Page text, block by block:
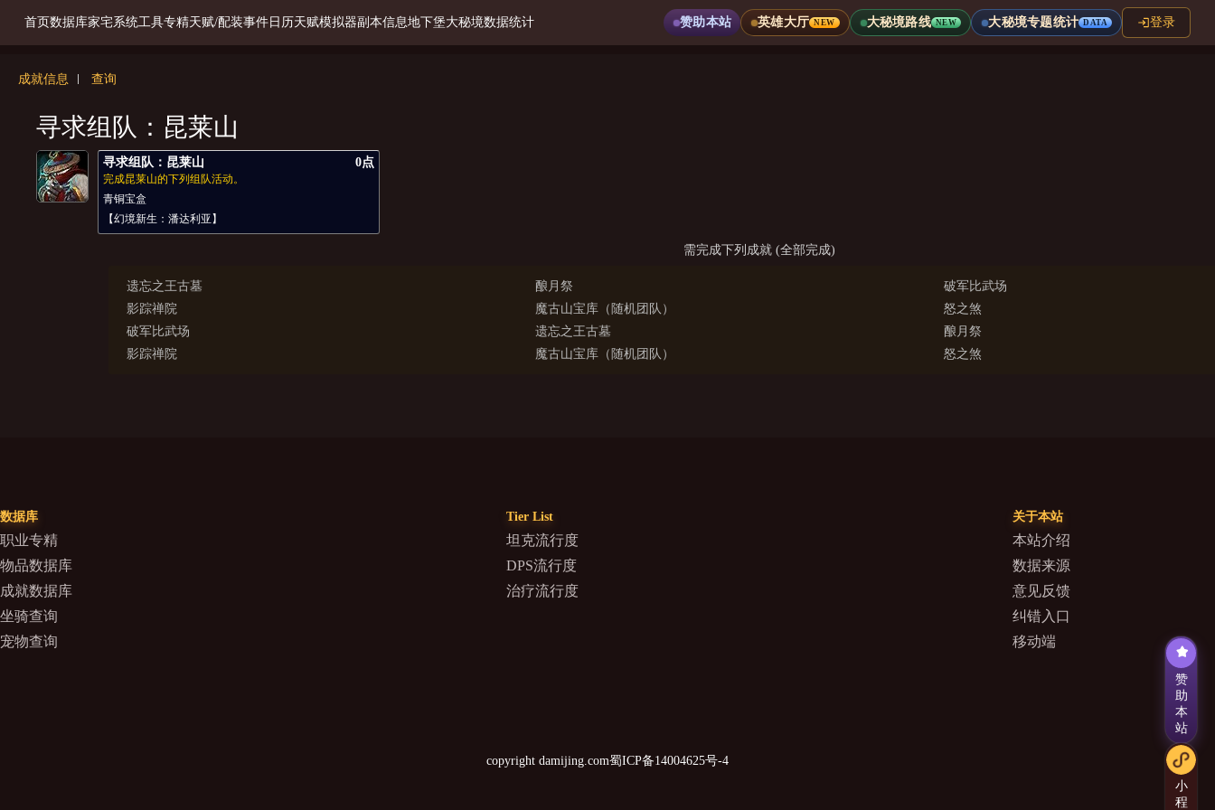
首页数据库家宅系统工具专精天赋/配装事件日历天赋模拟器副本信息地下堡大秘境数据统计 赞助本站 英雄大厅 NEW 大秘境路线 NEW 大秘境专题统计 DATA 登录
成就信息 查询
寻求组队：昆莱山
寻求组队：昆莱山 0点
完成昆莱山的下列组队活动。
青铜宝盒
【幻境新生：潘达利亚】
需完成下列成就 (全部完成)
遗忘之王古墓 酿月祭
破军比武场
影踪禅院
魔古山宝库（随机团队）
怒之煞
破军比武场
遗忘之王古墓
酿月祭
影踪禅院
魔古山宝库（随机团队） 怒之煞
数据库
职业专精
物品数据库
成就数据库
坐骑查询
宠物查询
Tier List
坦克流行度
DPS流行度
治疗流行度
关于本站
本站介绍
数据来源
意见反馈
纠错入口
移动端
copyright damijing.com蜀ICP备14004625号-4
赞
助
本
站
小
程